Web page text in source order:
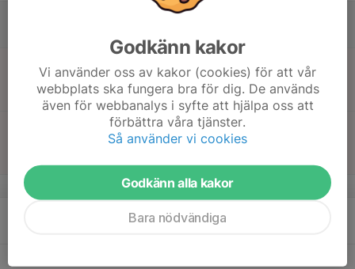
13:00
P10 Nordvästra C4, vår
Västergårds IP 4, 7-manna
Match mot Råå IF
P9 Nordvästra rosa, vår (nybörjare)
v.21
Godkänn kakor
Vi använder oss av kakor (cookies) för att vår
webbplats ska fungera bra för dig. De används
även för webbanalys i syfte att hjälpa oss att
förbättra våra tjänster.
Så använder vi cookies
Godkänn alla kakor
Bara nödvändiga